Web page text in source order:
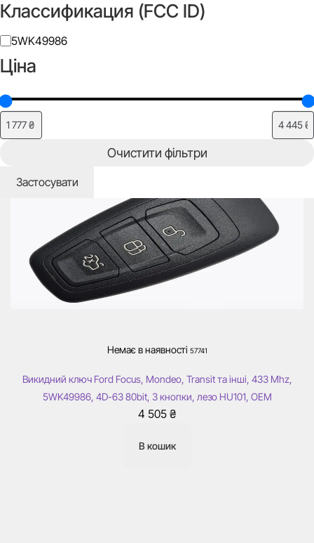
Классификация (FCC ID)
Класифікація
(FCC
ID)
5WK49986
Ціна
Очистити фільтри
Застосувати
Немає в наявності 57741
Викидний ключ Ford Focus, Mondeo, Transit та інші, 433 Mhz,
5WK49986, 4D-63 80bit, 3 кнопки, лезо HU101, OEM
4 505 ₴
В кошик